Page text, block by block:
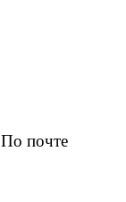
По почте